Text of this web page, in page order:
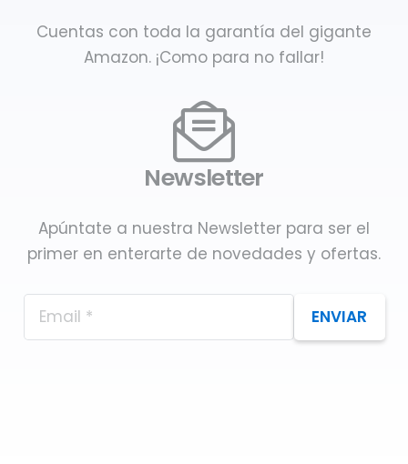
Cuentas con toda la garantía del gigante
Amazon. ¡Como para no fallar!
Newsletter
Apúntate a nuestra Newsletter para ser el
primer en enterarte de novedades y ofertas.
ENVIAR